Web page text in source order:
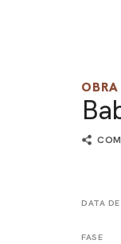
OBRA
DATA
FASE